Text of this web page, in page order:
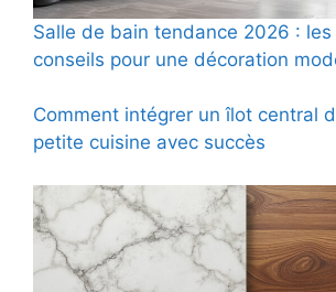
Salle de bain tendance 2026 : les
conseils pour une décoration
Comment intégrer un îlot central
petite cuisine avec succès